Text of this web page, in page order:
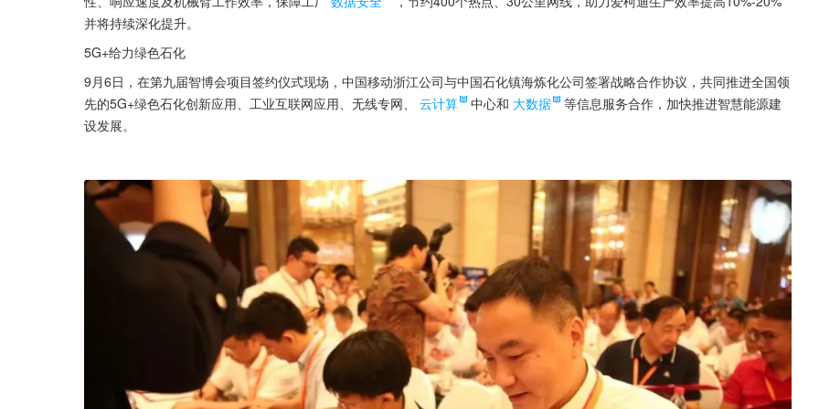
并将持续深化提升。
5G+给力绿色石化
9月6日，在第九届智博会项目签约仪式现场，中国移动浙江公司与中国石化镇海炼化公司签署战略合作协议，共同推进全国领
先的5G+绿色石化创新应用、工业互联网应用、无线专网、
云计算 中心和 大数据
等信息服务合作，加快推进智慧能源建
设发展。